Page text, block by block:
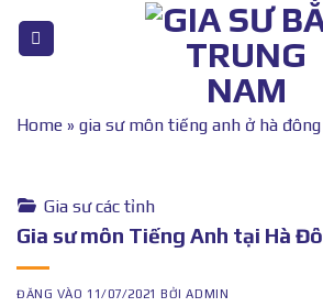
Home » gia sư môn tiếng anh ở hà
Gia sư các tỉnh
Gia sư môn Tiếng Anh tại Hà
ĐĂNG VÀO 11/07/2021 BỞIADMIN